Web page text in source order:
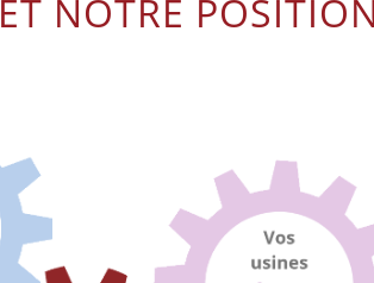
NOTRE